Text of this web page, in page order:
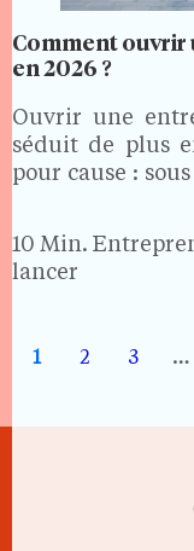
Comment ouvrir
en 2026 ?
Ouvrir une
séduit de plus
pour cause :
appartements
France.…
10 Min.
lancer
1 2 3 …